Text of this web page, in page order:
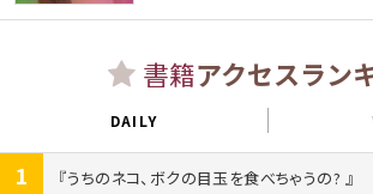
書籍アクセスラン
DAILY
1
うちのネコ、ボクの目玉を食べちゃうの?